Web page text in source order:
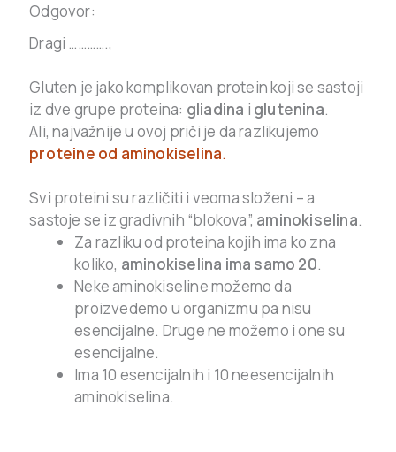
Odgovor:
Dragi ………….,
Gluten je jako komplikovan protein koji se sastoji
iz dve grupe proteina: gliadina i glutenina.
Ali, najvažnije u ovoj priči je da razlikujemo
proteine od aminokiselina.
Svi proteini su različiti i veoma složeni – a
sastoje se iz gradivnih “blokova”, aminokiselina.
Za razliku od proteina kojih ima ko zna
koliko, aminokiselina ima samo 20.
Neke aminokiseline možemo da
proizvedemo u organizmu pa nisu
esencijalne. Druge ne možemo i one su
esencijalne.
Ima 10 esencijalnih i 10 neesencijalnih
aminokiselina.